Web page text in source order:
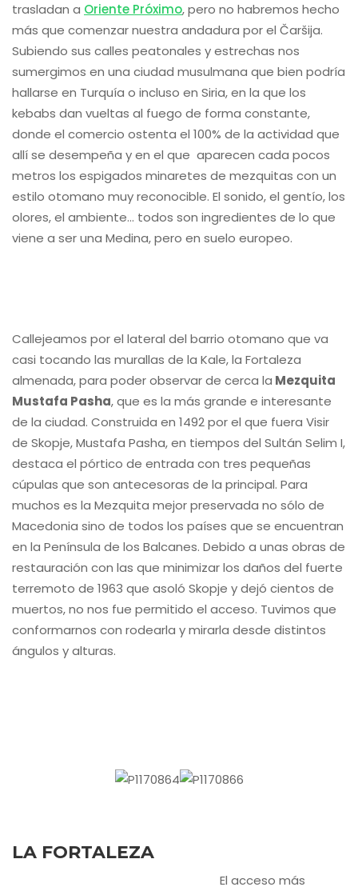
trasladan a Oriente Próximo, pero no habremos hecho
más que comenzar nuestra andadura por el Čaršija.
Subiendo sus calles peatonales y estrechas nos
sumergimos en una ciudad musulmana que bien podría
hallarse en Turquía o incluso en Siria, en la que los
kebabs dan vueltas al fuego de forma constante,
donde el comercio ostenta el 100% de la actividad que
allí se desempeña y en el que aparecen cada pocos
metros los espigados minaretes de mezquitas con un
estilo otomano muy reconocible. El sonido, el gentío, los
olores, el ambiente… todos son ingredientes de lo que
viene a ser una Medina, pero en suelo europeo.
Callejeamos por el lateral del barrio otomano que va
casi tocando las murallas de la Kale, la Fortaleza
almenada, para poder observar de cerca la Mezquita
Mustafa Pasha, que es la más grande e interesante
de la ciudad. Construida en 1492 por el que fuera Visir
de Skopje, Mustafa Pasha, en tiempos del Sultán Selim I,
destaca el pórtico de entrada con tres pequeñas
cúpulas que son antecesoras de la principal. Para
muchos es la Mezquita mejor preservada no sólo de
Macedonia sino de todos los países que se encuentran
en la Península de los Balcanes. Debido a unas obras de
restauración con las que minimizar los daños del fuerte
terremoto de 1963 que asoló Skopje y dejó cientos de
muertos, no nos fue permitido el acceso. Tuvimos que
conformarnos con rodearla y mirarla desde distintos
ángulos y alturas.
LA FORTALEZA
El acceso más